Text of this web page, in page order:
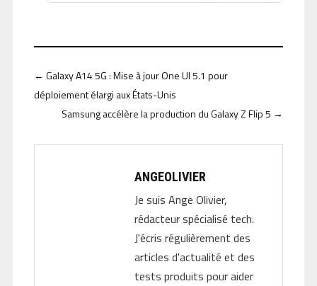
← Galaxy A14 5G : Mise à jour One UI 5.1 pour
déploiement élargi aux États-Unis
Samsung accélère la production du Galaxy Z Flip 5 →
ANGEOLIVIER
Je suis Ange Olivier,
rédacteur spécialisé tech.
J'écris régulièrement des
articles d'actualité et des
tests produits pour aider